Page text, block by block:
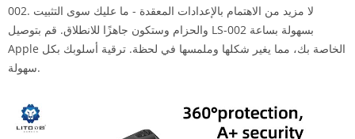
002. لا مزيد من الاهتمام بالإعدادات المعقدة - ما عليك سوى التثبيت
والحزام وستكون جاهزًا للانطلاق. قم بتوصيل LS-002 بسهولة بساعة
Apple الخاصة بك، مما يغير شكلها وملمسها في لحظة. ترقية أسلوبك بكل
سهولة.